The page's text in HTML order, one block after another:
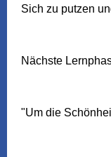
Sich zu putzen
Nächste
"Um die